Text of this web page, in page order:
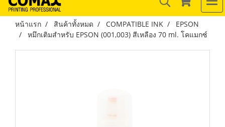
หน้าแรก สินค้าทั้งหมด COMPATIBLE INK
EPSON
หมึกเติมสำหรับ EPSON (001,003) สีเหลือง 70 ml. โคแมกซ์